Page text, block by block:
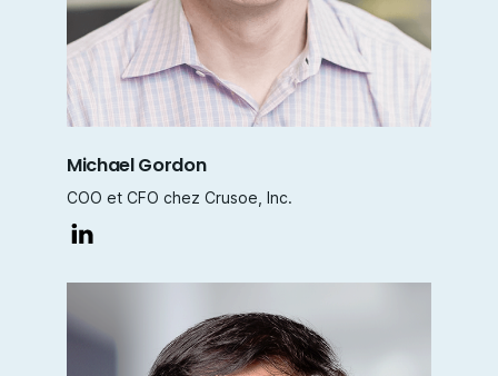
Michael Gordon
COO et CFO chez Crusoe, Inc.